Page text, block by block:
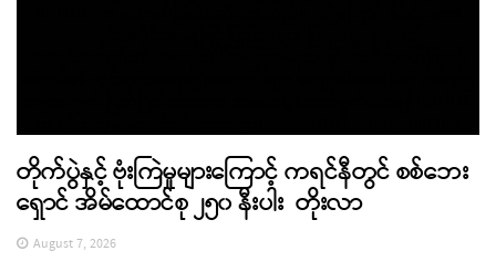
တိုက်ပွဲနှင့် ဗုံးကြဲမှုများကြောင့် ကရင်နီတွင် စစ်ဘေး
ရှောင် အိမ်ထောင်စု ၂၅၀ နီးပါး တိုးလာ
August 7, 2026